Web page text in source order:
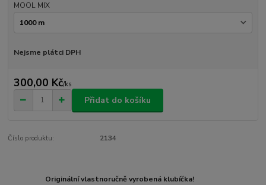
MOOL MIX
Nejsme plátci DPH
300,00 Kč/ks
Přidat do košíku
Číslo produktu: 2134
Originální vlastnoručně vyrobená klubíčka!